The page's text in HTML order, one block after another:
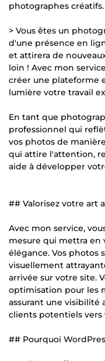
photographes créatifs.
> Vous êtes un
d'une présence en
et attirera de
loin ! Avec mon
créer une plateforme
lumière votre travail
En tant que
professionnel qui
vos photos de
qui attire l'attention,
aide à développer
## Valorisez votre art
Avec mon service,
mesure qui mettra en
élégance. Vos photos
visuellement
arrivée sur votre site.
optimisation pour les
assurant une visibilité
clients potentiels vers
## Pourquoi